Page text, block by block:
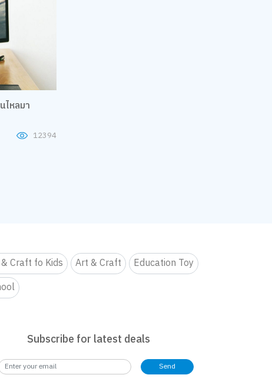
ไหลมา
12394
Craft fo Kids Art & Craft
Education Toy
Subscribe for latest deals
Send